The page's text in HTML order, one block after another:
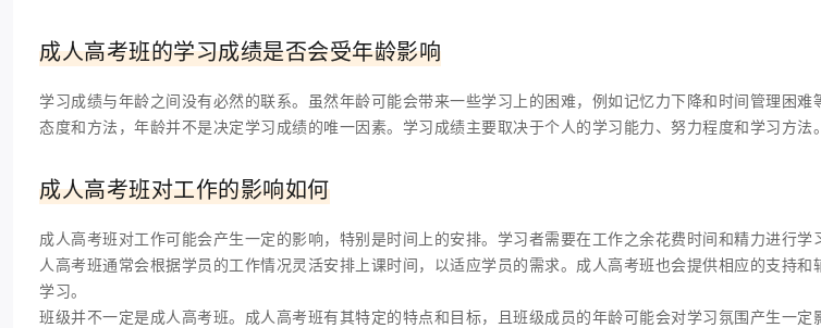
成人高考班的学习成绩是否会受年龄影响
学习成绩与年龄之间没有必然的联系。虽然年龄可能会带来一些学习上的困难，例如记忆力下降和时间管理困难
态度和方法，年龄并不是决定学习成绩的唯一因素。学习成绩主要取决于个人的学习能力、努力程度和学习方法。
成人高考班对工作的影响如何
成人高考班对工作可能会产生一定的影响，特别是时间上的安排。学习者需要在工作之余花费时间和精力进行
人高考班通常会根据学员的工作情况灵活安排上课时间，以适应学员的需求。成人高考班也会提供相应的支持
学习。
班级并不一定是成人高考班。成人高考班有其特定的特点和目标，且班级成员的年龄可能会对学习氛围产生一定